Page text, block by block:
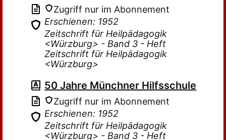
Zugriff nur im Abonnement
Erschienen: 1952
Zeitschrift für Heilpädagogik
<Würzburg> - Band 3 - Heft
Zeitschrift für Heilpädagogik
<Würzburg>
50 Jahre Münchner Hilfsschule
Zugriff nur im Abonnement
Erschienen: 1952
Zeitschrift für Heilpädagogik
<Würzburg> - Band 3 - Heft